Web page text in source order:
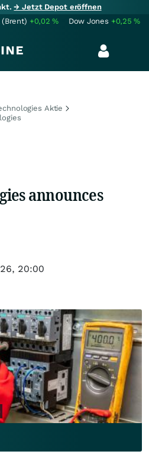
→ Jetzt Depot eröffnen
(Brent) +0,02% Dow Jones +0,25%
Aktie
announces
20:00